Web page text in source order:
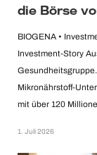
die Börse
BIOGENA •
Investment-Story
Mikronährstoff-
mit über 120
1. Juli 2026